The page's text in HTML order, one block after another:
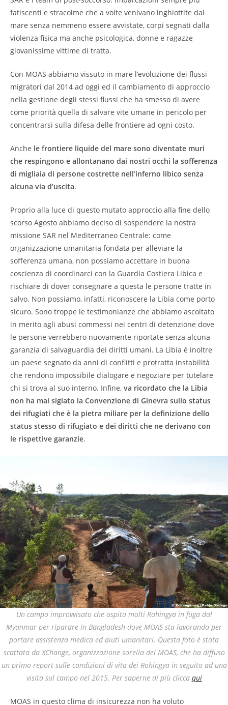
fatiscenti e stracolme che a volte venivano inghiottite dal
mare senza nemmeno essere avvistate, corpi segnati dalla
violenza fisica ma anche psicologica, donne e ragazze
giovanissime vittime di tratta.
Con MOAS abbiamo vissuto in mare l’evoluzione dei flussi
migratori dal 2014 ad oggi ed il cambiamento di approccio
nella gestione degli stessi flussi che ha smesso di avere
come priorità quella di salvare vite umane in pericolo per
concentrarsi sulla difesa delle frontiere ad ogni costo.
Anche le frontiere liquide del mare sono diventate muri
che respingono e allontanano dai nostri occhi la sofferenza
di migliaia di persone costrette nell’inferno libico senza
alcuna via d’uscita.
Proprio alla luce di questo mutato approccio alla fine dello
scorso Agosto abbiamo deciso di sospendere la nostra
missione SAR nel Mediterraneo Centrale: come
organizzazione umanitaria fondata per alleviare la
sofferenza umana, non possiamo accettare in buona
coscienza di coordinarci con la Guardia Costiera Libica e
rischiare di dover consegnare a questa le persone tratte in
salvo. Non possiamo, infatti, riconoscere la Libia come porto
sicuro. Sono troppe le testimonianze che abbiamo ascoltato
in merito agli abusi commessi nei centri di detenzione dove
le persone verrebbero nuovamente riportate senza alcuna
garanzia di salvaguardia dei diritti umani. La Libia è inoltre
un paese segnato da anni di conflitti e protratta instabilità
che rendono impossibile dialogare e negoziare per tutelare
chi si trova al suo interno. Infine, va ricordato che la Libia
non ha mai siglato la Convenzione di Ginevra sullo status
dei rifugiati che è la pietra miliare per la definizione dello
status stesso di rifugiato e dei diritti che ne derivano con
le rispettive garanzie.
Un campo improvvisato che ospita molti Rohingya in fuga dal
Myanmar per riparare in Bangladesh dove MOAS sta lavorando per
portare assistenza medica ed aiuti umanitari. Questa foto è stata
scattata da XChange, organizzazione sorella del MOAS, che ha diffuso
un primo report sulle condizioni di vita dei Rohingya in seguito ad una
visita sul campo nel 2015. Per saperne di più clicca qui
MOAS in questo clima di insicurezza non ha voluto